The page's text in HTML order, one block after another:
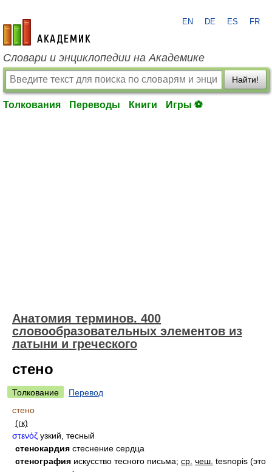
academic.ru
EN DE ES FR
Словари и энциклопедии на Академике
Найти!
Толкования Переводы Книги Игры ⚽
Анатомия терминов. 400
словообразовательных элементов из
латыни и греческого
стено
Толкование
Перевод
стено
(гк)
στενόζ узкий, тесный
стенокардия стеснение сердца
стенография искусство тесного письма; ср. чеш. tesnopis (это